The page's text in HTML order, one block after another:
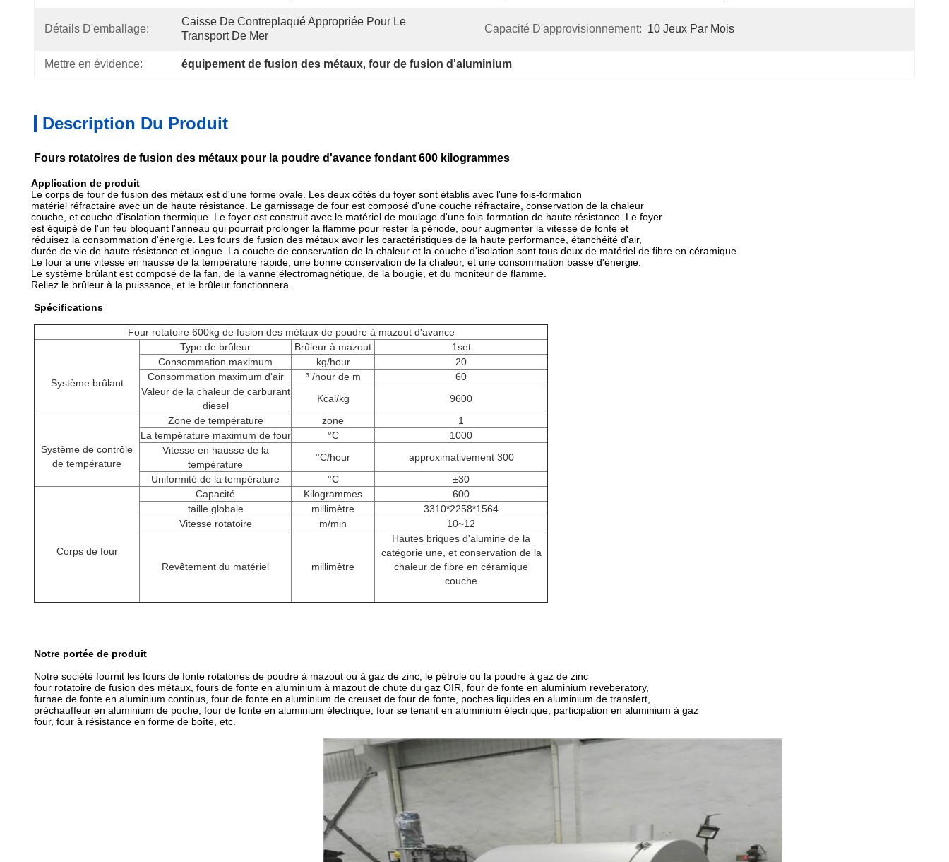
Détails D'emballage:
Caisse De Contreplaqué Appropriée Pour Le
Transport De Mer
Capacité D'approvisionnement: 10 Jeux Par Mois
Mettre en évidence: équipement de fusion des métaux, four de fusion d'aluminium
Description Du Produit
Fours rotatoires de fusion des métaux pour la poudre d'avance fondant 600 kilogrammes
Application de produit
Le corps de four de fusion des métaux est d'une forme ovale. Les deux côtés du foyer sont établis avec l'une fois-formation
matériel réfractaire avec un de haute résistance. Le garnissage de four est composé d'une couche réfractaire, conservation de la chaleur
couche, et couche d'isolation thermique. Le foyer est construit avec le matériel de moulage d'une fois-formation de haute résistance. Le foyer
est équipé de l'un feu bloquant l'anneau qui pourrait prolonger la flamme pour rester la période, pour augmenter la vitesse de fonte et
réduisez la consommation d'énergie. Les fours de fusion des métaux avoir les caractéristiques de la haute performance, étanchéité d'air,
durée de vie de haute résistance et longue. La couche de conservation de la chaleur et la couche d'isolation sont tous deux de matériel de fibre en céramique.
Le four a une vitesse en hausse de la température rapide, une bonne conservation de la chaleur, et une consommation basse d'énergie.
Le système brûlant est composé de la fan, de la vanne électromagnétique, de la bougie, et du moniteur de flamme.
Reliez le brûleur à la puissance, et le brûleur fonctionnera.
Spécifications
Four rotatoire 600kg de fusion des métaux de poudre à mazout d'avance
Système brûlant
Type de brûleur Brûleur à mazout
1set
Consommation maximum
kg/hour
20
Consommation maximum d'air
³ /hour de m
60
Valeur de la chaleur de carburant
diesel
Kcal/kg 9600
Système de contrôle
de température
Zone de température zone
1
La température maximum de four
°C
1000
Vitesse en hausse de la
température
°C/hour
approximativement 300
Uniformité de la température
°C ±30
Corps de four
Capacité Kilogrammes
600
taille globale
millimètre
3310*2258*1564
Vitesse rotatoire
m/min 10~12
Revêtement du matériel millimètre
Hautes briques d'alumine de la
catégorie une, et conservation de la
chaleur de fibre en céramique
couche
Notre portée de produit
Notre société fournit les fours de fonte rotatoires de poudre à mazout ou à gaz de zinc, le pétrole ou la poudre à gaz de zinc
four rotatoire de fusion des métaux, fours de fonte en aluminium à mazout de chute du gaz OIR, four de fonte en aluminium reveberatory,
furnae de fonte en aluminium continus, four de fonte en aluminium de creuset de four de fonte, poches liquides en aluminium de transfert,
préchauffeur en aluminium de poche, four de fonte en aluminium électrique, four se tenant en aluminium électrique, participation en aluminium à gaz
four, four à résistance en forme de boîte, etc.